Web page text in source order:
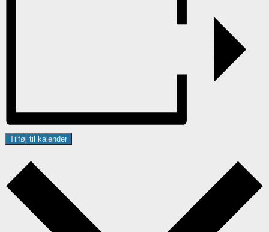
Tilføj til kalender